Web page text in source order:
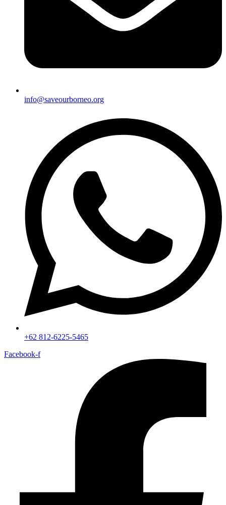
info@saveourborneo.org
+62 812-6225-5465
Facebook-f